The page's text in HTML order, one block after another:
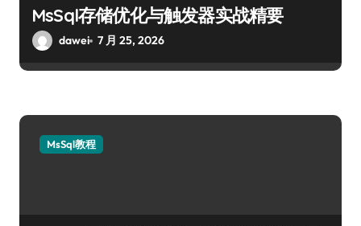
MsSql存储优化与触发器实战精要
dawei 7 月 25, 2026
MsSql教程